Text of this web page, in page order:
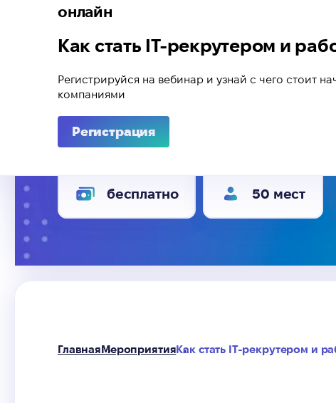
онлайн
Как стать IT-рекрутером и
Регистрируйся на вебинар и узнай с чего стоит
компаниями
Регистрация
бесплатно 50 мест
Главная МероприятияКак стать IT-рекрутером и